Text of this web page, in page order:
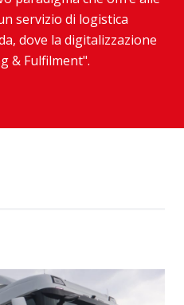
servizio di logistica
dove la digitalizzazione
& Fulfilment".